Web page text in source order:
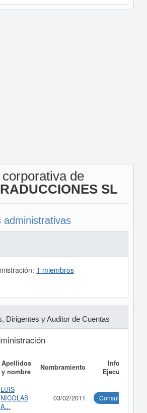
de
SL
administrativas
1 miembros
Dirigentes y Auditor de Cuentas
Apellidos
y nombre
Nombramiento
Informe
Ejecutivo
LUIS
NICOLAS
A...
03/02/2011 Consultar